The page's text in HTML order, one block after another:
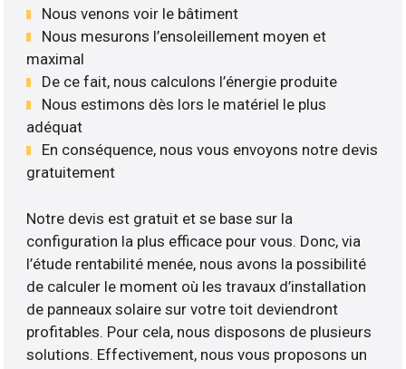
Nous venons voir le bâtiment
Nous mesurons l’ensoleillement moyen et
maximal
De ce fait, nous calculons l’énergie produite
Nous estimons dès lors le matériel le plus
adéquat
En conséquence, nous vous envoyons notre devis
gratuitement
Notre devis est gratuit et se base sur la
configuration la plus efficace pour vous. Donc, via
l’étude rentabilité menée, nous avons la possibilité
de calculer le moment où les travaux d’installation
de panneaux solaire sur votre toit deviendront
profitables. Pour cela, nous disposons de plusieurs
solutions. Effectivement, nous vous proposons un